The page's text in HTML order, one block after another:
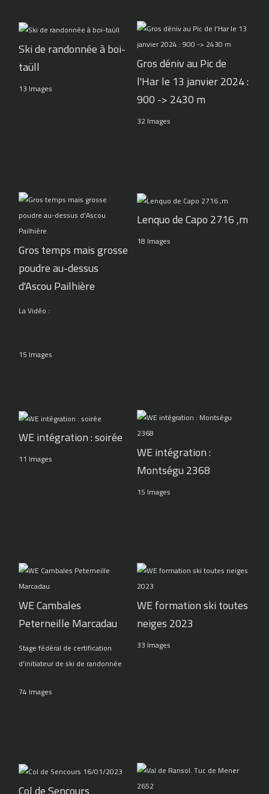
Ski de randonnée à boi-
taüll
13 Images
Gros déniv au Pic de
l'Har le 13 janvier 2024 :
900 -> 2430 m
32 Images
Gros temps mais grosse
poudre au-dessus
d'Ascou Pailhière
La Vidéo :
15 Images
Lenquo de Capo 2716 ,m
18 Images
WE intégration : soirée
11 Images
WE intégration :
Montségu 2368
15 Images
WE Cambales
Peterneille Marcadau
Stage fédéral de certification
d'initiateur de ski de randonnée
74 Images
WE formation ski toutes
neiges 2023
33 Images